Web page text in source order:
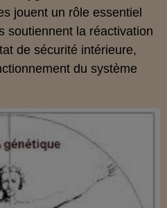
jouent un rôle essentiel
soutiennent la réactivation
de sécurité intérieure,
du système